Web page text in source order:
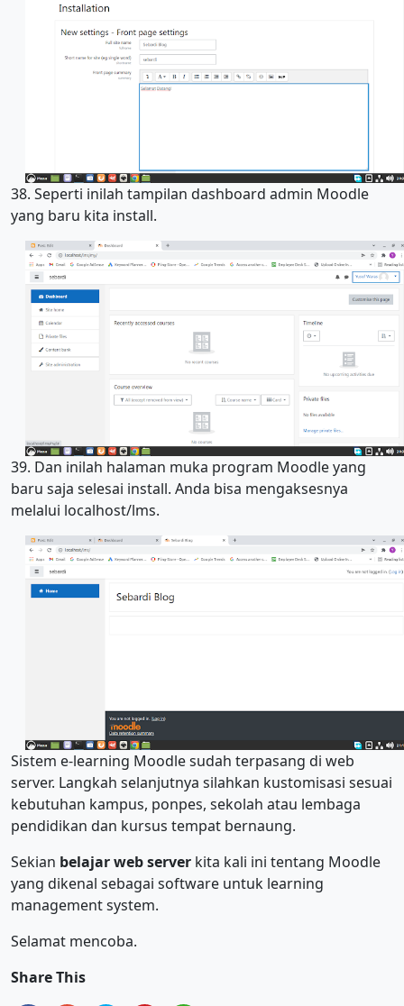
38. Seperti inilah tampilan dashboard admin Moodle
yang baru kita install.
39. Dan inilah halaman muka program Moodle yang
baru saja selesai install. Anda bisa mengaksesnya
melalui localhost/lms.
Sistem e-learning Moodle sudah terpasang di web
server. Langkah selanjutnya silahkan kustomisasi sesuai
kebutuhan kampus, ponpes, sekolah atau lembaga
pendidikan dan kursus tempat bernaung.
Sekian belajar web server kita kali ini tentang Moodle
yang dikenal sebagai software untuk learning
management system.
Selamat mencoba.
Share This